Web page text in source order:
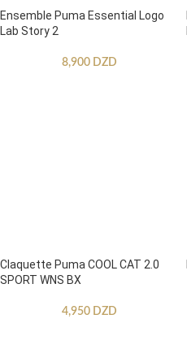
Ensemble Puma Essential Logo
Lab Story 2
8,900 DZD
Claquette Puma COOL CAT 2.0
SPORT WNS BX
4,950 DZD